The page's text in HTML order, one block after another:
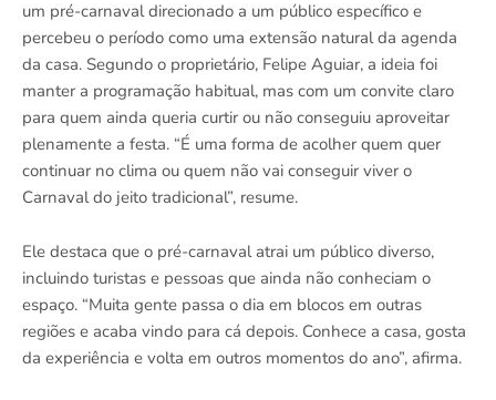
um pré-carnaval direcionado a um público específico e
percebeu o período como uma extensão natural da agenda
da casa. Segundo o proprietário, Felipe Aguiar, a ideia foi
manter a programação habitual, mas com um convite claro
para quem ainda queria curtir ou não conseguiu aproveitar
plenamente a festa. “É uma forma de acolher quem quer
continuar no clima ou quem não vai conseguir viver o
Carnaval do jeito tradicional”, resume.
Ele destaca que o pré-carnaval atrai um público diverso,
incluindo turistas e pessoas que ainda não conheciam o
espaço. “Muita gente passa o dia em blocos em outras
regiões e acaba vindo para cá depois. Conhece a casa, gosta
da experiência e volta em outros momentos do ano”, afirma.